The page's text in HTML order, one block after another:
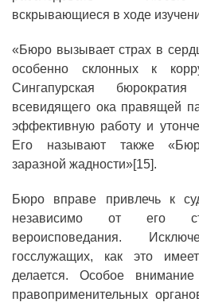
вскрывающиеся в ходе
«Бюро вызывает страх в
особенно склонных к
Сингапурская
всевидящего ока правящей
эффективную работу и
Его называют также
заразной жадности»[15].
Бюро вправе привлечь к
независимо от его
вероисповедания.
госслужащих, как это
делается. Особое внимание
правоприменительных